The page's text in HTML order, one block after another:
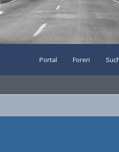
Portal Foren